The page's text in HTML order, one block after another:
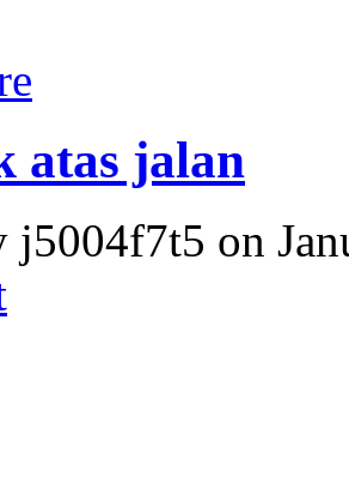
atas jalan
j5004f7t5 on